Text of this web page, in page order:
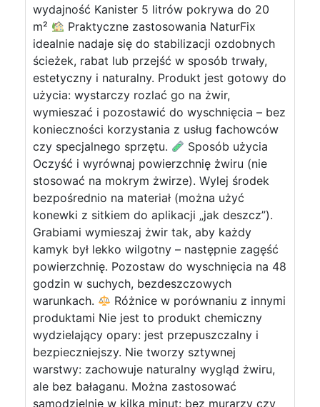
wydajność Kanister 5 litrów pokrywa do 20
m²
Praktyczne zastosowania NaturFix
idealnie nadaje się do stabilizacji ozdobnych
ścieżek, rabat lub przejść w sposób trwały,
estetyczny i naturalny. Produkt jest gotowy do
użycia: wystarczy rozlać go na żwir,
wymieszać i pozostawić do wyschnięcia – bez
konieczności korzystania z usług fachowców
czy specjalnego sprzętu.
Sposób użycia
Oczyść i wyrównaj powierzchnię żwiru (nie
stosować na mokrym żwirze). Wylej środek
bezpośrednio na materiał (można użyć
konewki z sitkiem do aplikacji „jak deszcz”).
Grabiami wymieszaj żwir tak, aby każdy
kamyk był lekko wilgotny – następnie zagęść
powierzchnię. Pozostaw do wyschnięcia na 48
godzin w suchych, bezdeszczowych
warunkach.
Różnice w porównaniu z innymi
produktami Nie jest to produkt chemiczny
wydzielający opary: jest przepuszczalny i
bezpieczniejszy. Nie tworzy sztywnej
warstwy: zachowuje naturalny wygląd żwiru,
ale bez bałaganu. Można zastosować
samodzielnie w kilka minut: bez murarzy czy